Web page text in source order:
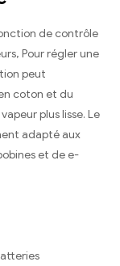
de contrôle
Pour régler une
peut
coton et du
plus lisse. Le
adapté aux
et de e-